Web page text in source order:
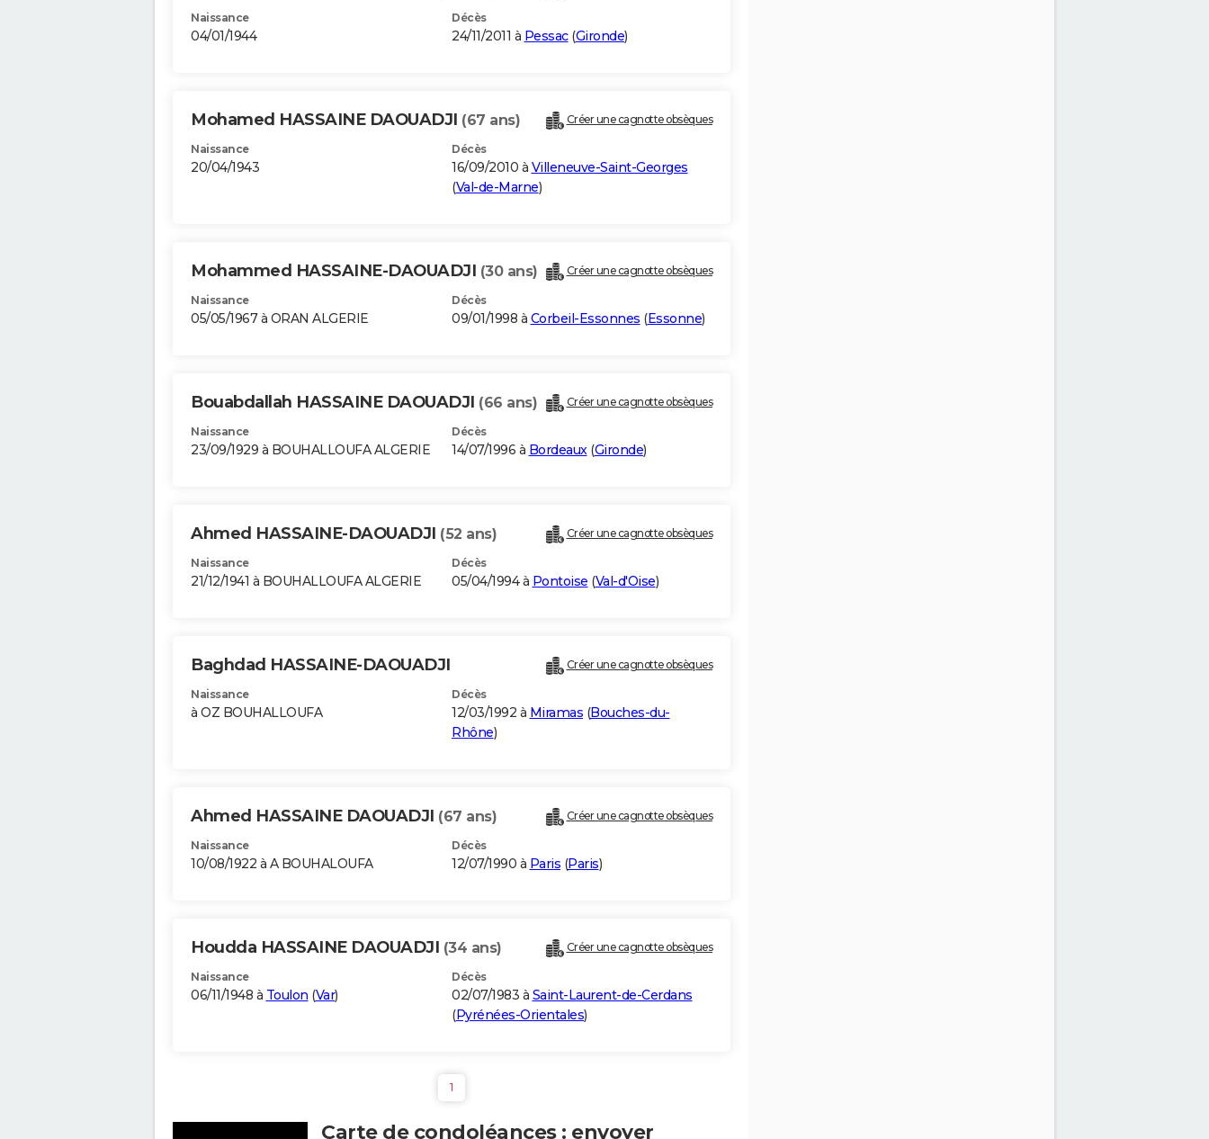
Naissance
04/01/1944
Décès
24/11/2011 à Pessac(Gironde)
Mohamed HASSAINE DAOUADJI (67 ans) Créer une cagnotte obsèques
Naissance
20/04/1943
Décès
16/09/2010 à Villeneuve-Saint-Georges
(Val-de-Marne)
Mohammed HASSAINE-DAOUADJI (30 ans) Créer une cagnotte obsèques
Naissance
05/05/1967 à ORAN ALGERIE
Décès
09/01/1998 à Corbeil-Essonnes (Essonne)
Bouabdallah HASSAINE DAOUADJI (66 ans) Créer une cagnotte obsèques
Naissance
23/09/1929 à BOUHALLOUFA ALGERIE
Décès
14/07/1996 à Bordeaux(Gironde)
Ahmed HASSAINE-DAOUADJI (52 ans) Créer une cagnotte obsèques
Naissance
21/12/1941 à BOUHALLOUFA ALGERIE
Décès
05/04/1994 à Pontoise (Val-d'Oise)
Baghdad HASSAINE-DAOUADJI Créer une cagnotte obsèques
Naissance
à OZ BOUHALLOUFA
Décès
12/03/1992 à Miramas (Bouches-du-
Rhône)
Ahmed HASSAINE DAOUADJI (67 ans) Créer une cagnotte obsèques
Naissance
10/08/1922 à A BOUHALOUFA
Décès
12/07/1990 à Paris (Paris)
Houdda HASSAINE DAOUADJI (34 ans) Créer une cagnotte obsèques
Naissance
06/11/1948 à Toulon (Var)
Décès
02/07/1983 à Saint-Laurent-de-Cerdans
(Pyrénées-Orientales)
1
Carte de condoléances : envoyer